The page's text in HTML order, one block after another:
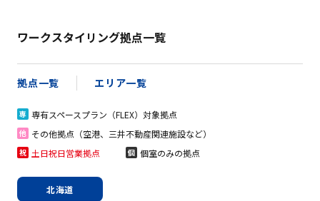
ワークスタイリング拠点一覧
拠点一覧 エリア一覧
専 専有スペースプラン（FLEX）対象拠点
他 その他拠点（空港、三井不動産関連施設など）
祝 土日祝日営業拠点 個 個室のみの拠点
北海道